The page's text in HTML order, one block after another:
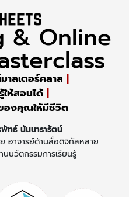
& Online
าสเตอร์คลาส |
ให้สอนได้ |
องคุณให้มีชีวิต
ทธ์ นันนารารัตน์
อาจารย์ด้านสื่อดิจิทัลหลาย
นวัตกรรมการเรียนรู้